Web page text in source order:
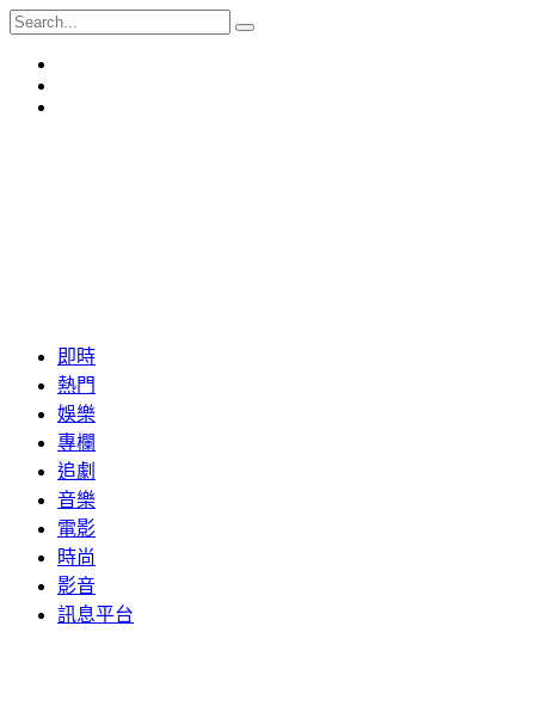
即時
熱門
娛樂
專欄
追劇
音樂
電影
時尚
影音
訊息平台